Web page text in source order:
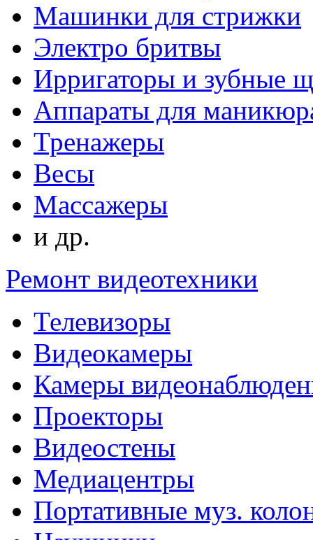
Машинки для стрижки
Электро бритвы
Ирригаторы и зубные
Аппараты для
Тренажеры
Весы
Массажеры
и др.
Ремонт видеотехники
Телевизоры
Видеокамеры
Камеры
Проекторы
Видеостены
Медиацентры
Портативные муз.